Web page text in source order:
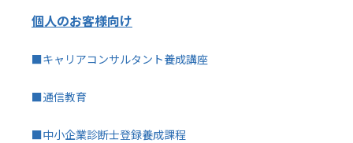
個人のお客様向け
■キャリアコンサルタント養成講座
■通信教育
■中小企業診断士登録養成課程